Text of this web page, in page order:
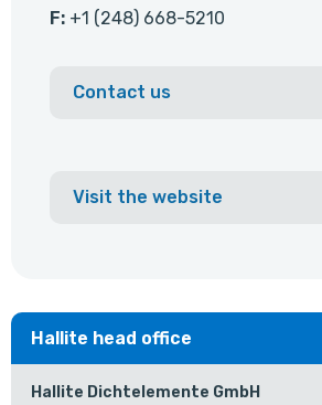
F: +1 (248) 668-5210
Contact us
Visit the website
Hallite head office
Hallite Dichtelemente GmbH